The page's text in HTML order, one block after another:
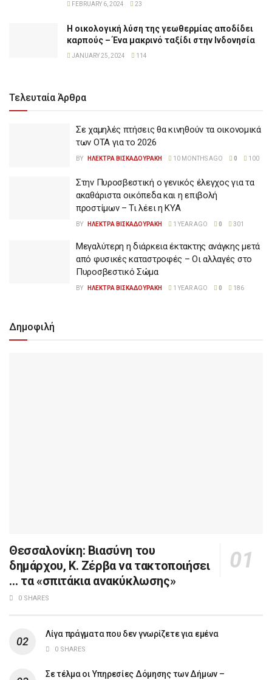
FEBRUARY 6, 2024 23
Η οικολογική λύση της γεωθερμίας αποδίδει
καρπούς – Ένα μακρινό ταξίδι στην Ινδονησία
JANUARY 25, 2024 114
Τελευταία Άρθρα
Σε χαμηλές πτήσεις θα κινηθούν τα οικονομικά
των ΟΤΑ για το 2026
BY ΗΛΕΚΤΡΑ ΒΙΣΚΑΔΟΥΡΑΚΗ 10 MONTHS AGO 0 100
Στην Πυροσβεστική ο γενικός έλεγχος για τα
ακαθάριστα οικόπεδα και η επιβολή
προστίμων – Τι λέει η ΚΥΑ
BY ΗΛΕΚΤΡΑ ΒΙΣΚΑΔΟΥΡΑΚΗ 1 YEAR AGO 0 301
Μεγαλύτερη η διάρκεια έκτακτης ανάγκης μετά
από φυσικές καταστροφές – Οι αλλαγές στο
Πυροσβεστικό Σώμα
BY ΗΛΕΚΤΡΑ ΒΙΣΚΑΔΟΥΡΑΚΗ 1 YEAR AGO 0 186
Δημοφιλή
Θεσσαλονίκη: Βιασύνη του
δημάρχου, Κ. Ζέρβα να τακτοποιήσει
… τα «σπιτάκια ανακύκλωσης»
0 SHARES
Λίγα πράγματα που δεν γνωρίζετε για εμένα
0 SHARES
Σε τέλμα οι Υπηρεσίες Δόμησης των Δήμων –